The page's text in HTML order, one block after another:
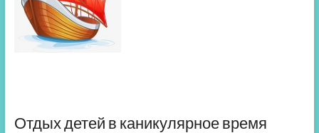
Отдых детей в каникулярное время